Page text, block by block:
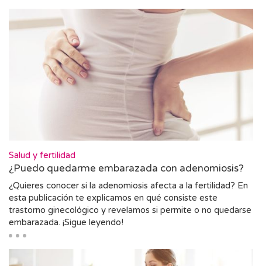
Salud y fertilidad
¿Puedo quedarme embarazada con adenomiosis?
¿Quieres conocer si la adenomiosis afecta a la fertilidad? En
esta publicación te explicamos en qué consiste este
trastorno ginecológico y revelamos si permite o no quedarse
embarazada. ¡Sigue leyendo!